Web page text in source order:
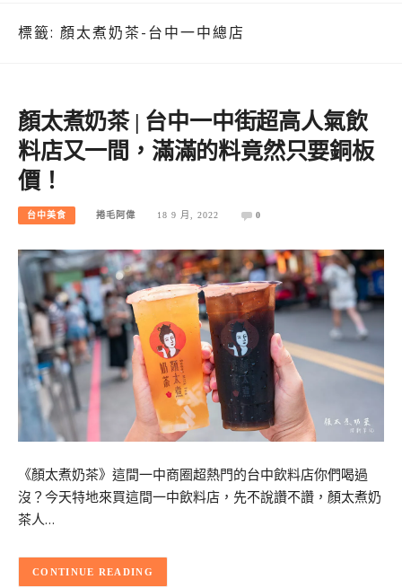
標籤: 顏太煮奶茶-台中一中總店
顏太煮奶茶 | 台中一中街超高人氣飲
料店又一間，滿滿的料竟然只要銅板
價！
台中美食 捲毛阿偉 18 9 月, 2022 0
《顏太煮奶茶》這間一中商圈超熱門的台中飲料店你們喝過
沒？今天特地來買這間一中飲料店，先不說讚不讚，顏太煮奶
茶人…
CONTINUE READING